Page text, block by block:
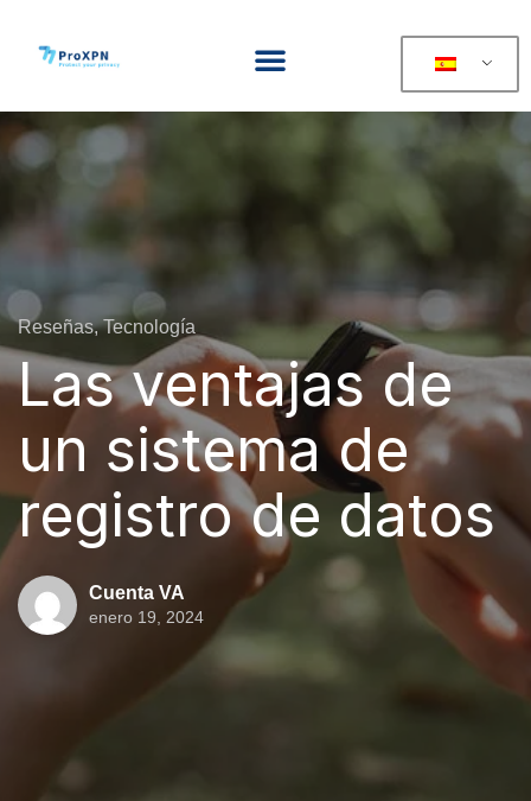
Reseñas, Tecnología
Las ventajas de
un sistema de
registro de datos
Cuenta VA
enero 19, 2024